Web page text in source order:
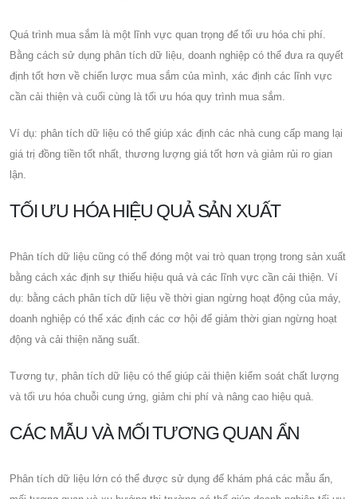
Quá trình mua sắm là một lĩnh vực quan trọng để tối ưu hóa chi phí.
Bằng cách sử dụng phân tích dữ liệu, doanh nghiệp có thể đưa ra quyết
định tốt hơn về chiến lược mua sắm của mình, xác định các lĩnh vực
cần cải thiện và cuối cùng là tối ưu hóa quy trình mua sắm.
Ví dụ: phân tích dữ liệu có thể giúp xác định các nhà cung cấp mang lại
giá trị đồng tiền tốt nhất, thương lượng giá tốt hơn và giảm rủi ro gian
lận.
TỐI ƯU HÓA HIỆU QUẢ SẢN XUẤT
Phân tích dữ liệu cũng có thể đóng một vai trò quan trọng trong sản xuất
bằng cách xác định sự thiếu hiệu quả và các lĩnh vực cần cải thiện. Ví
dụ: bằng cách phân tích dữ liệu về thời gian ngừng hoạt động của máy,
doanh nghiệp có thể xác định các cơ hội để giảm thời gian ngừng hoạt
động và cải thiện năng suất.
Tương tự, phân tích dữ liệu có thể giúp cải thiện kiểm soát chất lượng
và tối ưu hóa chuỗi cung ứng, giảm chi phí và nâng cao hiệu quả.
CÁC MẪU VÀ MỐI TƯƠNG QUAN ẨN
Phân tích dữ liệu lớn có thể được sử dụng để khám phá các mẫu ẩn,